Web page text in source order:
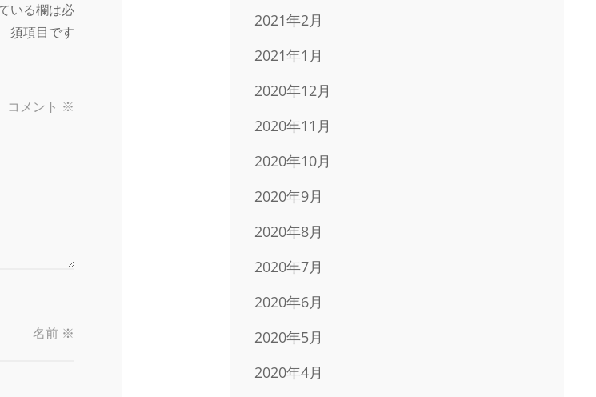
いる欄は必
須項目です
コメント ※
名前 ※
2021年2月
2021年1月
2020年12月
2020年11月
2020年10月
2020年9月
2020年8月
2020年7月
2020年6月
2020年5月
2020年4月